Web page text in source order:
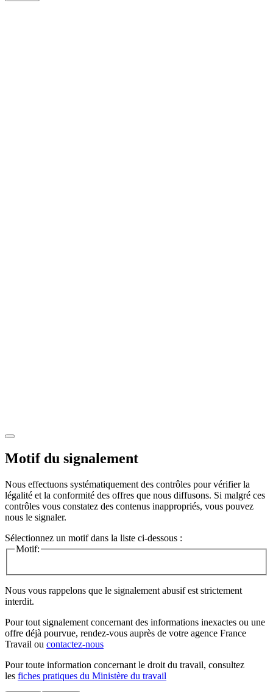
Motif du signalement
Nous effectuons systématiquement des contrôles pour vérifier la
légalité et la conformité des offres que nous diffusons. Si malgré ces
contrôles vous constatez des contenus inappropriés, vous pouvez
nous le signaler.
Sélectionnez un motif dans la liste ci-dessous :
Motif:
Nous vous rappelons que le signalement abusif est strictement
interdit.
Pour tout signalement concernant des informations inexactes ou une
offre déjà pourvue, rendez-vous auprès de votre agence France
Travail ou contactez-nous
Pour toute information concernant le droit du travail, consultez
les fiches pratiques du Ministère du travail